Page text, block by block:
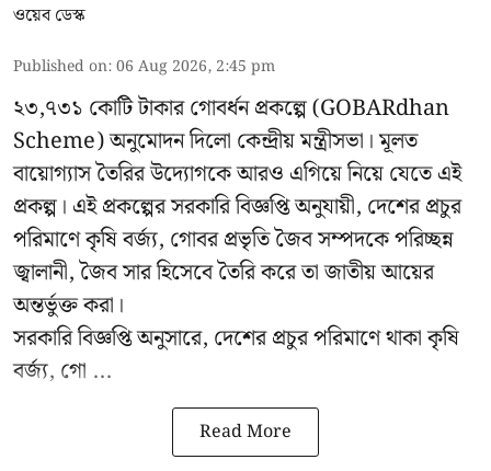
ওয়েব ডেস্ক
Published on:06 Aug 2026, 2:45 pm
২৩,৭৩১ কোটি টাকার গোবর্ধন প্রকল্পে (GOBARdhan
Scheme) অনুমোদন দিলো কেন্দ্রীয় মন্ত্রীসভা। মূলত
বায়োগ্যাস তৈরির উদ্যোগকে আরও এগিয়ে নিয়ে যেতে এই
প্রকল্প। এই প্রকল্পের সরকারি বিজ্ঞপ্তি অনুযায়ী, দেশের প্রচুর
পরিমাণে কৃষি বর্জ্য, গোবর প্রভৃতি জৈব সম্পদকে পরিচ্ছন্ন
জ্বালানী, জৈব সার হিসেবে তৈরি করে তা জাতীয় আয়ের
অন্তর্ভুক্ত করা।
সরকারি বিজ্ঞপ্তি অনুসারে, দেশের প্রচুর পরিমাণে থাকা কৃষি
বর্জ্য, গো ...
Read More